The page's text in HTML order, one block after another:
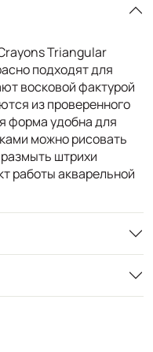
Triangular
подходят для
восковой фактурой
из проверенного
форма удобна для
можно рисовать
штрихи
работы акварельной